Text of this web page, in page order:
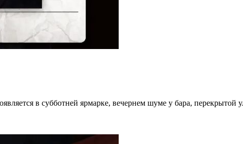
в субботней ярмарке, вечернем шуме у бара, перекрытой